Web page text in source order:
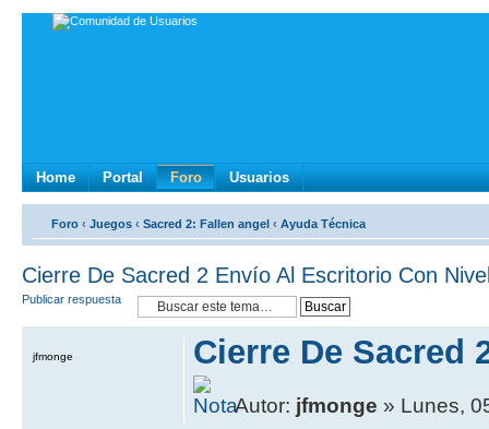
Home Portal Foro Usuarios
Foro ‹ Juegos ‹ Sacred 2: Fallen angel ‹ Ayuda Técnica
Cierre De Sacred 2 Envío Al Escritorio Con
Publicar respuesta
Cierre De Sacred
Autor: jfmonge » Lunes,
jfmonge